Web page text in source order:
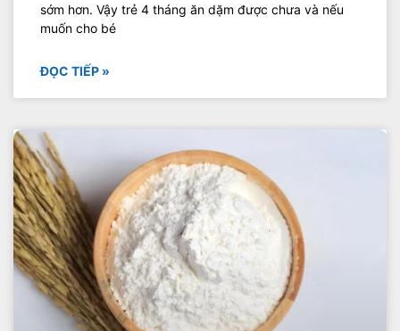
sớm hơn. Vậy trẻ 4 tháng ăn dặm được chưa và nếu
muốn cho bé
ĐỌC TIẾP »